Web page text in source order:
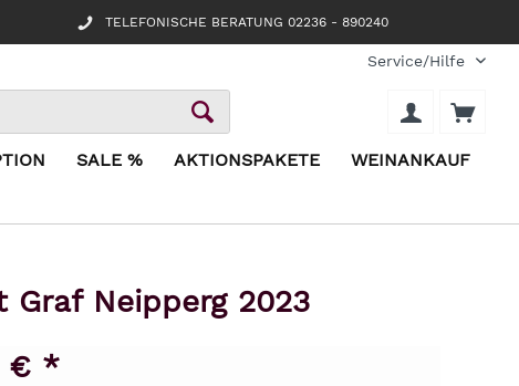
TELEFONISCHE BERATUNG 02236 - 890240
Service/Hilfe
SALE % AKTIONSPAKETE WEINANKAUF
Graf Neipperg 2023
€ *